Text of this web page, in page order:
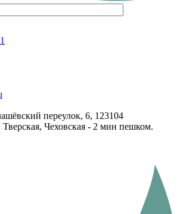
переулок, 6, 123104
Чеховская - 2 мин пешком.